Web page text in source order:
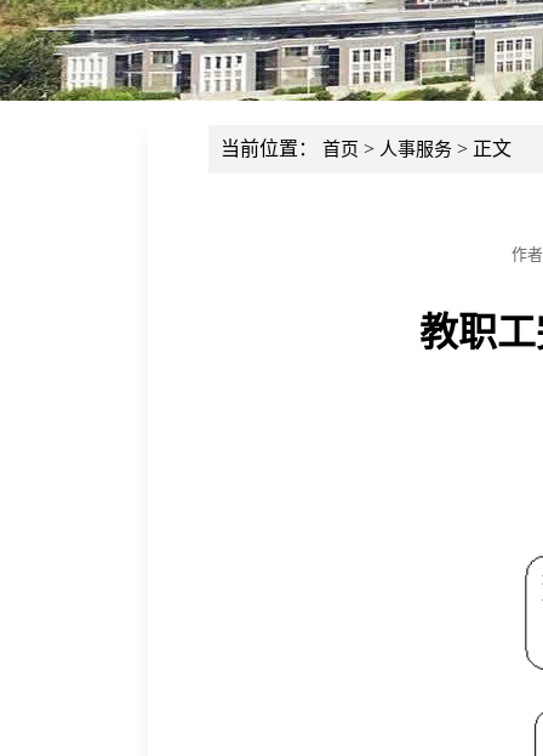
当前位置： 首页 > 人事服务 > 正文
作
教职